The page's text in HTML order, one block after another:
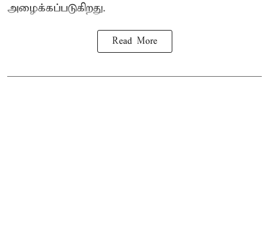
அழைக்கப்படுகிறது.
Read More